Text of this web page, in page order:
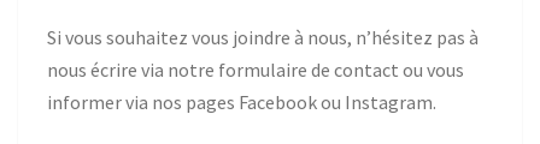
Si vous souhaitez vous joindre à nous, n’hésitez pas à
nous écrire via notre formulaire de contact ou vous
informer via nos pages Facebookou Instagram.